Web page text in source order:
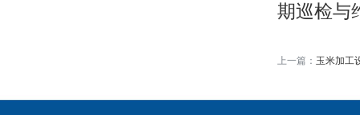
期巡检与
上一篇： 玉米加工